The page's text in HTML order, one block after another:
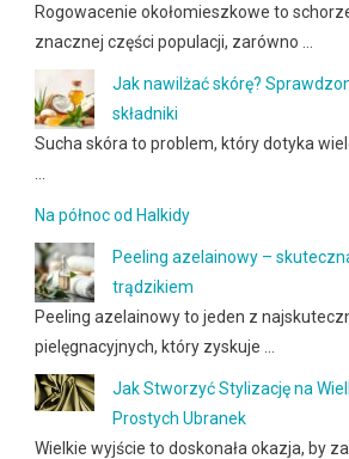
Rogowacenie okołomieszkowe to
znacznej części populacji, zarówno …
Jak nawilżać skórę?
składniki
Sucha skóra to problem, który dotyka
Na północ od Halkidy
Peeling azelainowy –
trądzikiem
Peeling azelainowy to jeden z
pielęgnacyjnych, który zyskuje …
Jak Stworzyć Stylizację na
Prostych Ubranek
Wielkie wyjście to doskonała okazja, by